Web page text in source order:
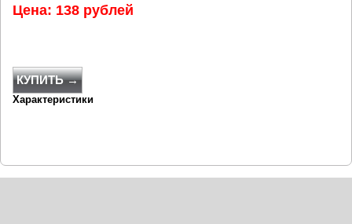
Цена: 138 рублей
КУПИТЬ →
Характеристики